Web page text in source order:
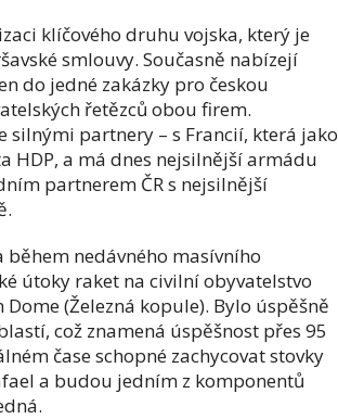
klíčového druhu vojska, který je
smlouvy. Současně nabízejí
do jedné zakázky pro českou
řetězců obou firem.
partnery – s Francií, která jako
HDP, a má dnes nejsilnější armádu
partnerem ČR s nejsilnější
nedávného masívního
útoky raket na civilní obyvatelstvo
(Železná kopule). Bylo úspěšně
což znamená úspěšnost přes 95
čase schopné zachycovat stovky
a budou jedním z komponentů